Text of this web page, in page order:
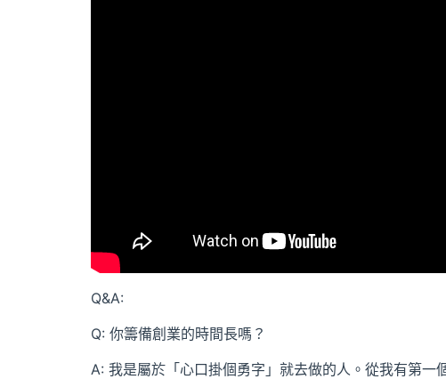
Q&A:
Q: 你籌備創業的時間長嗎？
A: 我是屬於「心口掛個勇字」就去做的人。從我有第